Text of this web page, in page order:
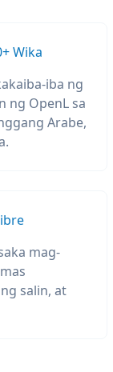
Wika
iba ng
ng OpenL sa
Arabe,
mag-
salin, at